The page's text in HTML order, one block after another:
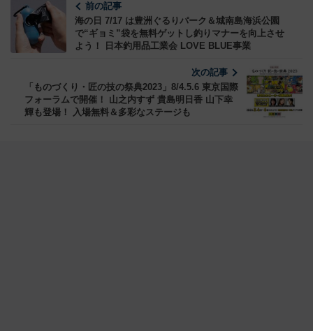
前の記事
海の日 7/17 は豊洲ぐるりパーク＆城南島海浜公園
で“ギョミ”袋を無料ゲットし釣りマナーを向上させ
よう！ 日本釣用品工業会 LOVE BLUE事業
次の記事
「ものづくり・匠の技の祭典2023」8/4.5.6 東京国際
フォーラムで開催！ 山之内すず 貴島明日香 山下幸
輝も登場！ 入場無料＆多彩なステージも